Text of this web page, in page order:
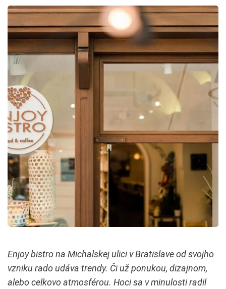
Enjoy bistro na Michalskej ulici v Bratislave od svojho
vzniku rado udáva trendy. Či už ponukou, dizajnom,
alebo celkovo atmosférou. Hoci sa v minulosti radil